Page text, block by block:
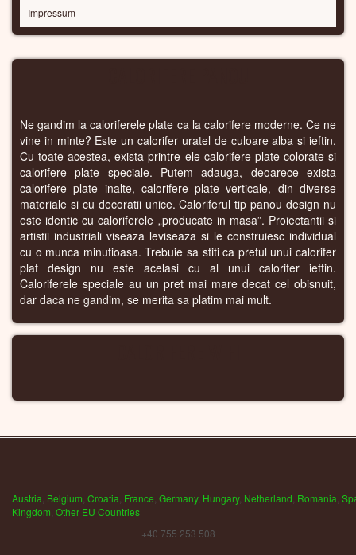
Impressum
Ne gandim la caloriferele plate ca la calorifere moderne. Ce ne
vine in minte? Este un calorifer uratel de culoare alba si ieftin.
Cu toate acestea, exista printre ele calorifere plate colorate si
calorifere plate speciale. Putem adauga, deoarece exista
calorifere plate inalte, calorifere plate verticale, din diverse
materiale si cu decoratii unice. Caloriferul tip panou design nu
este identic cu caloriferele „producate in masa”. Proiectantii si
artistii industriali viseaza leviseaza si le construiesc individual
cu o munca minutioasa. Trebuie sa stiti ca pretul unui calorifer
plat design nu este acelasi cu al unui calorifer ieftin.
Caloriferele speciale au un pret mai mare decat cel obisnuit,
dar daca ne gandim, se merita sa platim mai mult.
Austria Belgium Croatia France Germany, Hungary, Netherland Romania
Kingdom Other EU Countries
+40 755 253 508